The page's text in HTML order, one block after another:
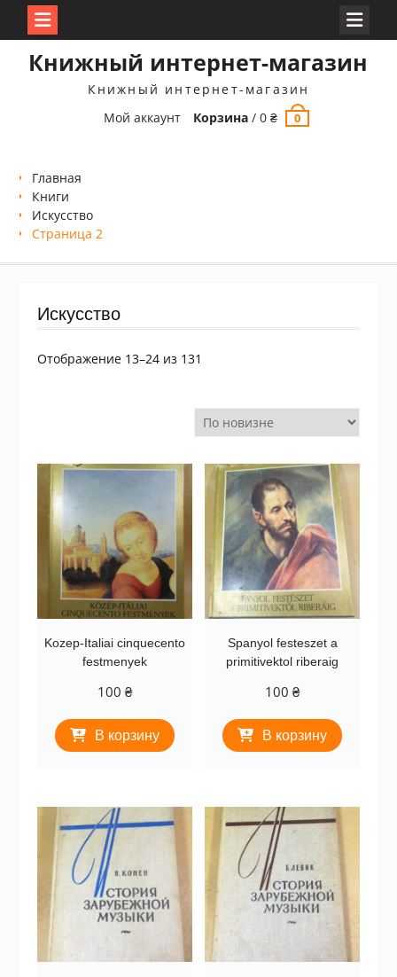
Книжный интернет-магазин
Книжный интернет-магазин
Мой аккаунт
Корзина /0₴ 0
Главная
Книги
Искусство
Страница 2
Искусство
Отображение 13–24 из 131
Kozep-Italiai cinquecento
festmenyek
100 ₴
В корзину
Spanyol festeszet a
primitivektol riberaig
100₴
В корзину